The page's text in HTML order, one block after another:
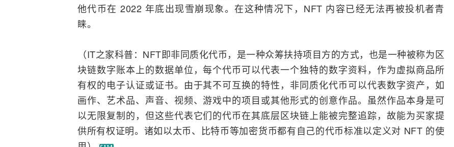
他代币在 2022 年底出现雪崩现象。在这种情况下，NFT 内容已经无法再被投机者青
睐。
（IT之家科普：NFT即非同质化代币，是一种众筹扶持项目方的方式，也是一种被称为区
块链数字账本上的数据单位，每个代币可以代表一个独特的数字资料，作为虚拟商品所
有权的电子认证或证书。由于其不可互换的特性，非同质化代币可以代表数字资产，如
画作、艺术品、声音、视频、游戏中的项目或其他形式的创意作品。虽然作品本身是可
以无限复制的，但这些代表它们的代币在其底层区块链上能被完整追踪，故能为买家提
供所有权证明。诸如以太币、比特币等加密货币都有自己的代币标准以定义对 NFT 的使